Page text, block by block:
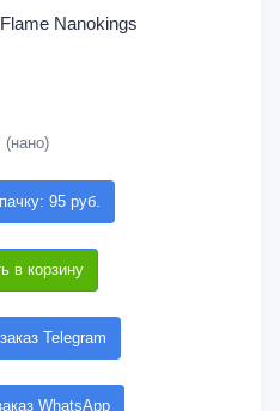
Nanokings
(нано)
95 руб.
в корзину
Telegram
WhatsApp